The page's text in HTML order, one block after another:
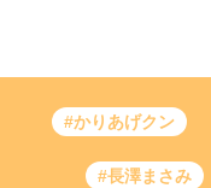
#かりあげクン
#長澤まさみ